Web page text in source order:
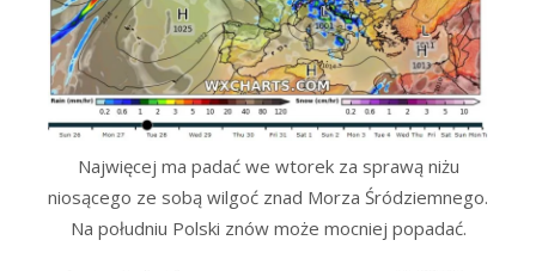
Najwięcej ma padać we wtorek za sprawą niżu
niosącego ze sobą wilgoć znad Morza Śródziemnego.
Na południu Polski znów może mocniej popadać.